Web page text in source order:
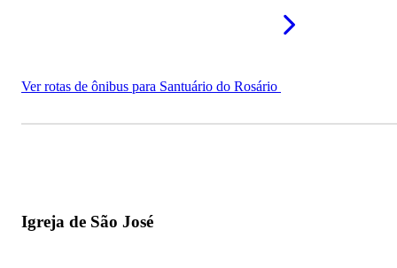
Ver rotas de ônibus para Santuário do Rosário
Igreja de São José